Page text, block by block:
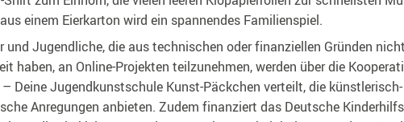
einem Eierkarton wird ein spannendes Familienspiel.
und Jugendliche, die aus technischen oder finanziellen Gründen
haben, an Online-Projekten teilzunehmen, werden über die
Deine Jugendkunstschule Kunst-Päckchen verteilt, die künstlerisch-
Anregungen anbieten. Zudem finanziert das Deutsche